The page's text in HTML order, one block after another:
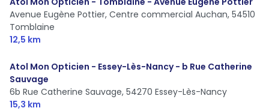
Avenue Eugène Pottier, Centre commercial Auchan, 54510
Tomblaine
12,5 km
Atol Mon Opticien - Essey-Lès-Nancy - b Rue Catherine
Sauvage
6b Rue Catherine Sauvage, 54270 Essey-Lès-Nancy
15,3 km